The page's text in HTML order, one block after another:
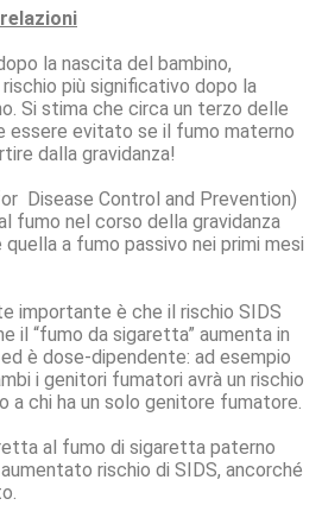
la nascita del bambino,
più significativo dopo la
Si stima che circa un terzo delle
essere evitato se il fumo materno
dalla gravidanza!
Disease Control and Prevention)
fumo nel corso della gravidanza
a fumo passivo nei primi mesi
importante è che il rischio SIDS
il “fumo da sigaretta” aumenta in
è dose-dipendente: ad esempio
i genitori fumatori avrà un rischio
a chi ha un solo genitore fumatore.
al fumo di sigaretta paterno
rischio di SIDS, ancorché